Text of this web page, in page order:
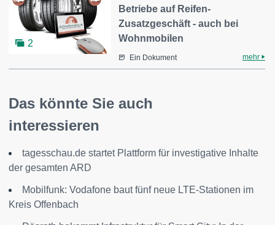
2
Betriebe auf Reifen-
Zusatzgeschäft - auch bei
Wohnmobilen
Ein Dokument mehr
Das könnte Sie auch
interessieren
tagesschau.de startet Plattform für investigative Inhalte
der gesamten ARD
Mobilfunk: Vodafone baut fünf neue LTE-Stationen im
Kreis Offenbach